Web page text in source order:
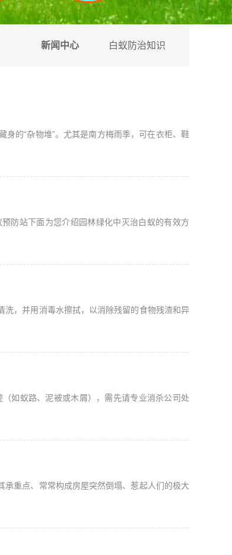
新闻中心 白蚁防治知识
的“杂物堆”。尤其是南方梅雨季，可在衣柜、鞋
防站下面为您介绍园林绿化中灭治白蚁的有效方
，并用消毒水擦拭，以消除残留的食物残渣和异
如蚁路、泥被或木屑），需先请专业消杀公司处
重点、常常构成房屋突然倒塌、惹起人们的极大